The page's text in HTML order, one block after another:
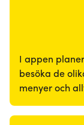
I appen
besöka de
menyer och